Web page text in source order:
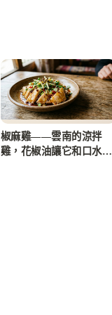
椒麻雞——雲南的涼拌
雞，花椒油讓它和口水雞